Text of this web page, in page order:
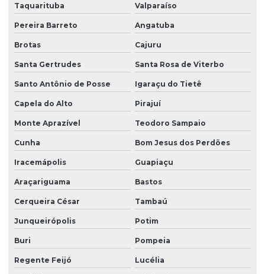
Taquarituba Valparaíso
Pereira Barreto Angatuba
Brotas Cajuru
Santa Gertrudes Santa Rosa de Viterbo
Santo Antônio de Posse Igaraçu do Tietê
Capela do Alto Pirajuí
Monte Aprazível Teodoro Sampaio
Cunha Bom Jesus dos Perdões
Iracemápolis Guapiaçu
Araçariguama Bastos
Cerqueira César Tambaú
Junqueirópolis Potim
Buri Pompeia
Regente Feijó Lucélia